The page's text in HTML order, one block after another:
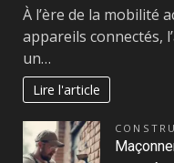
À l’ère de la mobilité
appareils connectés,
un…
Lire l'article